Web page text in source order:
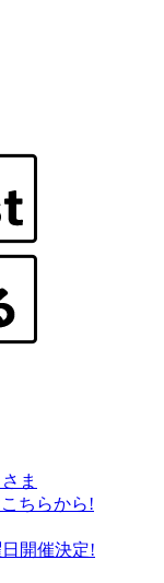
ま
ちらから!
開催決定!